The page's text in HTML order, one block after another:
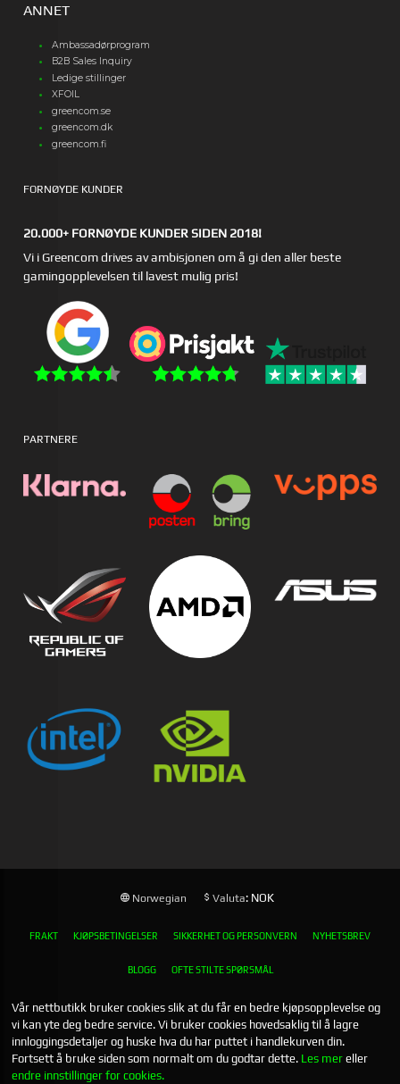
ANNET
Ambassadørprogram
B2B Sales Inquiry
Ledige stillinger
XFOIL
greencom.se
greencom.dk
greencom.fi
FORNØYDE KUNDER
20.000+ FORNØYDE KUNDER SIDEN 2018!
Vi i Greencom drives av ambisjonen om å gi den aller beste
gamingopplevelsen til lavest mulig pris!
PARTNERE
Norwegian Valuta: NOK
FRAKT KJØPSBETINGELSER SIKKERHET OG PERSONVERN NYHETSBREV
BLOGG OFTE STILTE SPØRSMÅL
Vår nettbutikk bruker cookies slik at du får en bedre kjøpsopplevelse og
vi kan yte deg bedre service. Vi bruker cookies hovedsaklig til å lagre
innloggingsdetaljer og huske hva du har puttet i handlekurven din.
Fortsett å bruke siden som normalt om du godtar dette. Les mer eller
endre innstillinger for cookies.